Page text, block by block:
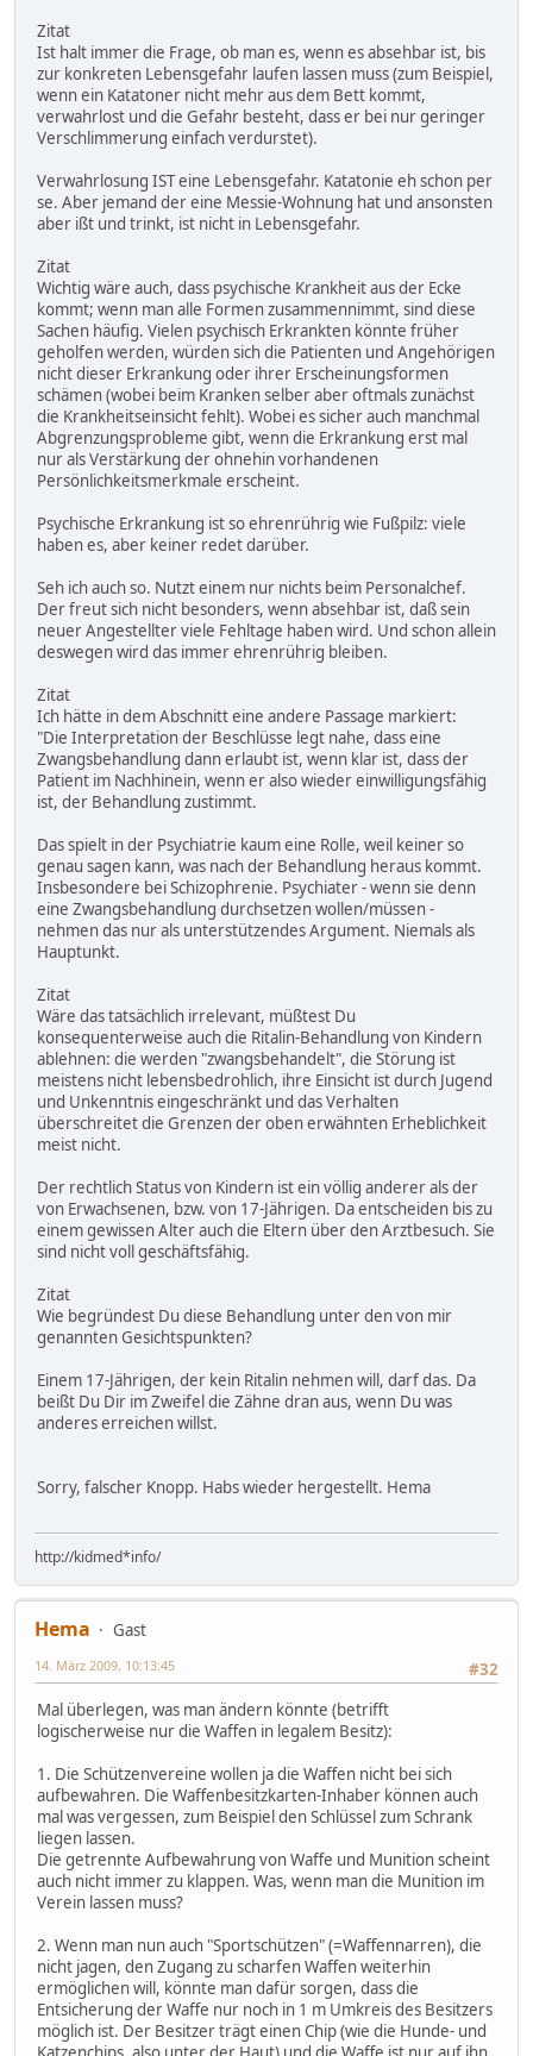
Zitat
Ist halt immer die Frage, ob man es, wenn es absehbar ist, bis
zur konkreten Lebensgefahr laufen lassen muss (zum Beispiel,
wenn ein Katatoner nicht mehr aus dem Bett kommt,
verwahrlost und die Gefahr besteht, dass er bei nur geringer
Verschlimmerung einfach verdurstet).
Verwahrlosung IST eine Lebensgefahr. Katatonie eh schon per
se. Aber jemand der eine Messie-Wohnung hat und ansonsten
aber ißt und trinkt, ist nicht in Lebensgefahr.
Zitat
Wichtig wäre auch, dass psychische Krankheit aus der Ecke
kommt; wenn man alle Formen zusammennimmt, sind diese
Sachen häufig. Vielen psychisch Erkrankten könnte früher
geholfen werden, würden sich die Patienten und Angehörigen
nicht dieser Erkrankung oder ihrer Erscheinungsformen
schämen (wobei beim Kranken selber aber oftmals zunächst
die Krankheitseinsicht fehlt). Wobei es sicher auch manchmal
Abgrenzungsprobleme gibt, wenn die Erkrankung erst mal
nur als Verstärkung der ohnehin vorhandenen
Persönlichkeitsmerkmale erscheint.
Psychische Erkrankung ist so ehrenrührig wie Fußpilz: viele
haben es, aber keiner redet darüber.
Seh ich auch so. Nutzt einem nur nichts beim Personalchef.
Der freut sich nicht besonders, wenn absehbar ist, daß sein
neuer Angestellter viele Fehltage haben wird. Und schon allein
deswegen wird das immer ehrenrührig bleiben.
Zitat
Ich hätte in dem Abschnitt eine andere Passage markiert:
"Die Interpretation der Beschlüsse legt nahe, dass eine
Zwangsbehandlung dann erlaubt ist, wenn klar ist, dass der
Patient im Nachhinein, wenn er also wieder einwilligungsfähig
ist, der Behandlung zustimmt.
Das spielt in der Psychiatrie kaum eine Rolle, weil keiner so
genau sagen kann, was nach der Behandlung heraus kommt.
Insbesondere bei Schizophrenie. Psychiater - wenn sie denn
eine Zwangsbehandlung durchsetzen wollen/müssen -
nehmen das nur als unterstützendes Argument. Niemals als
Hauptunkt.
Zitat
Wäre das tatsächlich irrelevant, müßtest Du
konsequenterweise auch die Ritalin-Behandlung von Kindern
ablehnen: die werden "zwangsbehandelt", die Störung ist
meistens nicht lebensbedrohlich, ihre Einsicht ist durch Jugend
und Unkenntnis eingeschränkt und das Verhalten
überschreitet die Grenzen der oben erwähnten Erheblichkeit
meist nicht.
Der rechtlich Status von Kindern ist ein völlig anderer als der
von Erwachsenen, bzw. von 17-Jährigen. Da entscheiden bis zu
einem gewissen Alter auch die Eltern über den Arztbesuch. Sie
sind nicht voll geschäftsfähig.
Zitat
Wie begründest Du diese Behandlung unter den von mir
genannten Gesichtspunkten?
Einem 17-Jährigen, der kein Ritalin nehmen will, darf das. Da
beißt Du Dir im Zweifel die Zähne dran aus, wenn Du was
anderes erreichen willst.
Sorry, falscher Knopp. Habs wieder hergestellt. Hema
http://kidmed*info/
Hema
Gast
#32
14. März 2009, 10:13:45
Mal überlegen, was man ändern könnte (betrifft
logischerweise nur die Waffen in legalem Besitz):
1. Die Schützenvereine wollen ja die Waffen nicht bei sich
aufbewahren. Die Waffenbesitzkarten-Inhaber können auch
mal was vergessen, zum Beispiel den Schlüssel zum Schrank
liegen lassen.
Die getrennte Aufbewahrung von Waffe und Munition scheint
auch nicht immer zu klappen. Was, wenn man die Munition im
Verein lassen muss?
2. Wenn man nun auch "Sportschützen" (=Waffennarren), die
nicht jagen, den Zugang zu scharfen Waffen weiterhin
ermöglichen will, könnte man dafür sorgen, dass die
Entsicherung der Waffe nur noch in 1 m Umkreis des Besitzers
möglich ist. Der Besitzer trägt einen Chip (wie die Hunde- und